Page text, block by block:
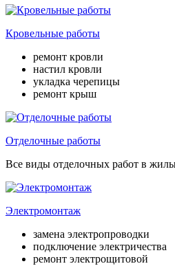
Кровельные работы
ремонт кровли
настил кровли
укладка черепицы
ремонт крыш
Отделочные работы
Все виды отделочных работ в
Электромонтаж
замена электропроводки
подключение электричества
ремонт электрощитовой